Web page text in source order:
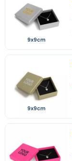
9x9cm
9x9cm